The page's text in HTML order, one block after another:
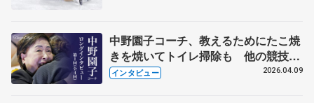
中野園子コーチ、教えるためにたこ焼
きを焼いてトイレ掃除も 他の競技に
も通用するという坂本花織の筋肉
インタビュー 2026.04.09